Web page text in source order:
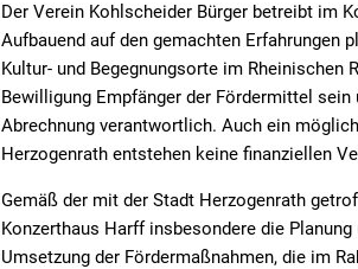
Der Verein Kohlscheider Bürger betreibt im
Aufbauend auf den gemachten Erfahrungen
Kultur- und Begegnungsorte im Rheinischen
Bewilligung Empfänger der Fördermittel
Abrechnung verantwortlich. Auch ein
Herzogenrath entstehen keine finanziellen
Gemäß der mit der Stadt Herzogenrath
Konzerthaus Harff insbesondere die
Umsetzung der Fördermaßnahmen, die im